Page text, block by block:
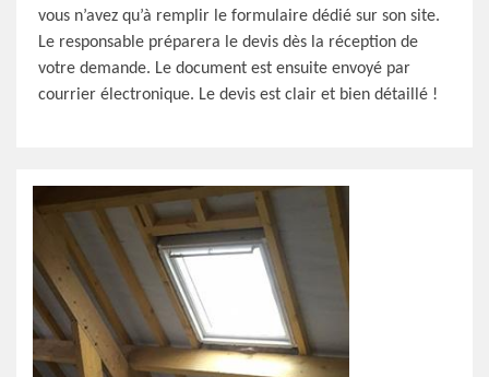
vous n’avez qu’à remplir le formulaire dédié sur son site.
Le responsable préparera le devis dès la réception de
votre demande. Le document est ensuite envoyé par
courrier électronique. Le devis est clair et bien détaillé !